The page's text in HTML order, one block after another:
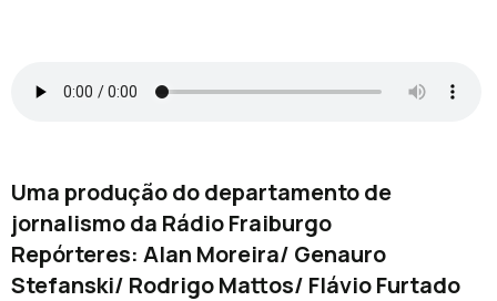
Uma produção do departamento de
jornalismo da Rádio Fraiburgo
Repórteres: Alan Moreira/ Genauro
Stefanski/ Rodrigo Mattos/ Flávio Furtado